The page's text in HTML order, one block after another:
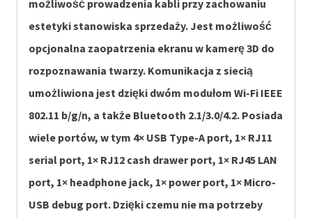
możliwość prowadzenia kabli przy zachowaniu
estetyki stanowiska sprzedaży. Jest możliwość
opcjonalna zaopatrzenia ekranu w kamerę 3D do
rozpoznawania twarzy. Komunikacja z siecią
umożliwiona jest dzięki dwóm modułom Wi-Fi IEEE
802.11 b/g/n, a także Bluetooth 2.1/3.0/4.2. Posiada
wiele portów, w tym 4× USB Type-A port, 1× RJ11
serial port, 1× RJ12 cash drawer port, 1× RJ45 LAN
port, 1× headphone jack, 1× power port, 1× Micro-
USB debug port. Dzięki czemu nie ma potrzeby